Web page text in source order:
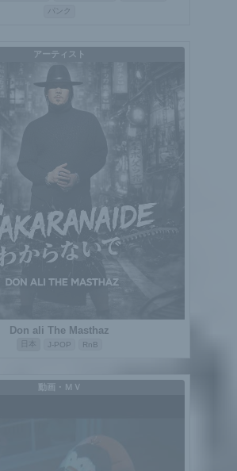
パンク
アーティスト
Don ali The Masthaz
J-POP RnB
動画・ＭＶ